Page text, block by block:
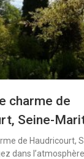
charme de
Seine-
de Haudricourt,
dans